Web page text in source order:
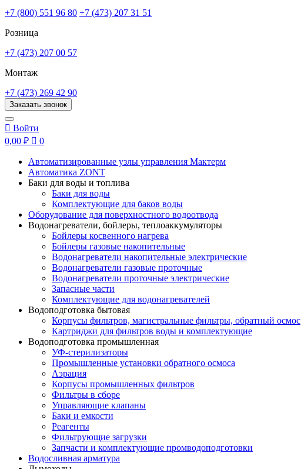
+7 (800) 551 96 80 +7 (473) 207 31 51
Розница
+7 (473) 207 00 57
Монтаж
+7 (473) 269 42 90
Заказать звонок
 Войти
0,00 ₽  0
Автоматизированные узлы управления Мактерм
Автоматика ZONT
Баки для воды и топлива
Баки для воды
Комплектующие для баков воды
Оборудование для поверхностного водоотвода
Водонагреватели, бойлеры, теплоаккумуляторы
Бойлеры косвенного нагрева
Бойлеры газовые накопительные
Водонагреватели накопительные электрические
Водонагреватели газовые проточные
Водонагреватели проточные электрические
Запасные части
Комплектующие для водонагревателей
Водоподготовка бытовая
Корпусы фильтров, магистральные фильтры, обратный осмос
Картриджи для фильтров воды и комплектующие
Водоподготовка промышленная
УФ-стерилизаторы
Промышленные установки обратного осмоса
Аэрация
Корпусы промышленных фильтров
Фильтры в сборе
Управляющие клапаны
Баки и емкости
Реагенты
Фильтрующие загрузки
Запчасти и комплектующие промводоподготовки
Водосливная арматура